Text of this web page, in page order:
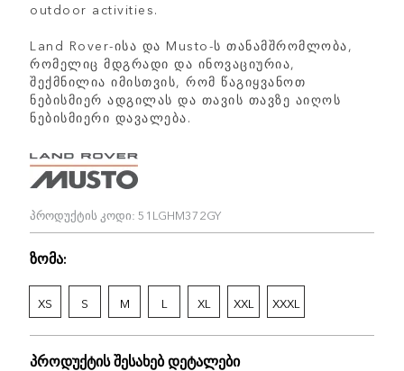
outdoor activities.
Land Rover-ისა და Musto-ს თანამშრომლობა,
რომელიც მდგრადი და ინოვაციურია,
შექმნილია იმისთვის, რომ წაგიყვანოთ
ნებისმიერ ადგილას და თავის თავზე აიღოს
ნებისმიერი დავალება.
პროდუქტის კოდი: 51LGHM372GY
ზომა:
XS S M L XL XXL XXXL
პროდუქტის შესახებ დეტალები